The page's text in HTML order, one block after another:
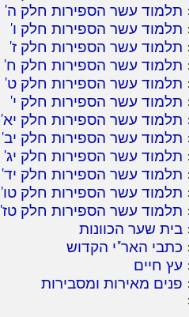
תלמוד עשר הספירות חלק ה'
תלמוד עשר הספירות חלק ו'
תלמוד עשר הספירות חלק ז'
תלמוד עשר הספירות חלק ח'
תלמוד עשר הספירות חלק ט'
תלמוד עשר הספירות חלק י'
תלמוד עשר הספירות חלק יא'
תלמוד עשר הספירות חלק יב'
תלמוד עשר הספירות חלק יג'
תלמוד עשר הספירות חלק יד'
תלמוד עשר הספירות חלק טו'
תלמוד עשר הספירות חלק טז'
בית שער הכוונות
כתבי האר"י הקדוש
עץ חיים
פנים מאירות ומסבירות